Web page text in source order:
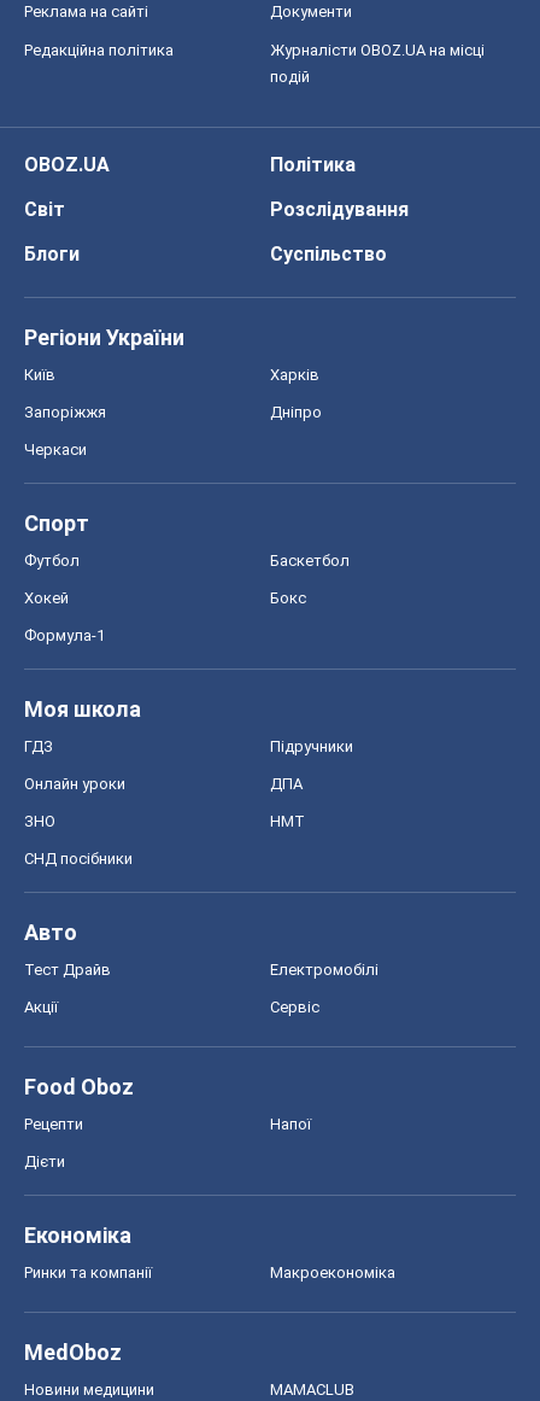
Реклама на сайті Документи
Редакційна політика
Журналісти OBOZ.UA на місці
подій
OBOZ.UA
Політика
Світ
Розслідування
Блоги
Суспільство
Регіони України
Київ Харків
Запоріжжя Дніпро
Черкаси
Спорт
Футбол Баскетбол
Хокей Бокс
Формула-1
Моя школа
ГДЗ Підручники
Онлайн уроки ДПА
ЗНО НМТ
СНД посібники
Авто
Тест Драйв Електромобілі
Акції Сервіс
Food Oboz
Рецепти Напої
Дієти
Економіка
Ринки та компанії Макроекономіка
MedOboz
Новини медицини MAMACLUB